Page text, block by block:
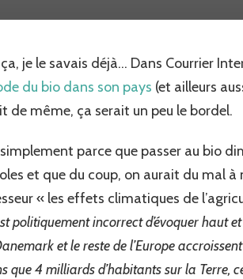
la
solution…
je le savais déjà… Dans Courrier
du bio dans son pays (et ailleurs
de même, ça serait un peu le bordel.
parce que passer au bio
et que du coup, on aurait du mal
« les effets climatiques de
politiquement incorrect d’évoquer haut
et le reste de l’Europe
que 4 milliards d’habitants sur la